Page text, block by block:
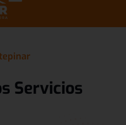
Servicios